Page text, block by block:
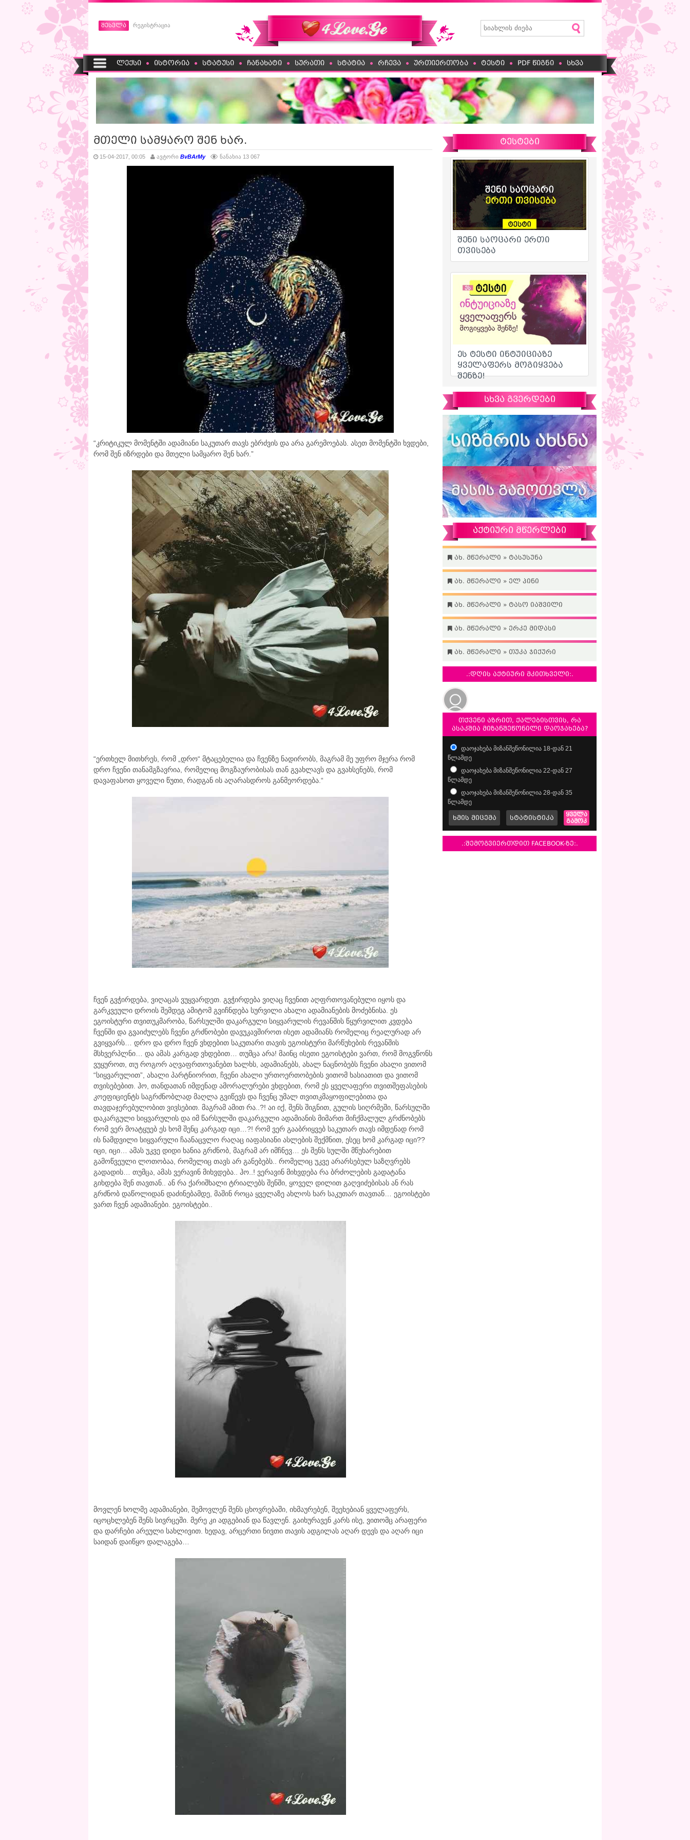
შესვლა რეგისტრაცია
ლექსი ისტორია სტატუსი ჩანახატი სურათი სტატია რჩევა ურთიერთობა ტესტი PDF წიგნი სხვა
მთელი სამყარო შენ ხარ.
15-04-2017, 00:05 ავტორი BvBArMy ნანახია 13 067
“კრიტიკულ მომენტში ადამიანი საკუთარ თავს ებრძვის და არა გარემოებას. ასეთ მომენტში ხვდები,
რომ შენ იზრდები და მთელი სამყარო შენ ხარ.”
“ერთხელ მითხრეს, რომ „დრო“ მტაცებელია და ჩვენზე ნადირობს, მაგრამ მე უფრო მჯერა რომ
დრო ჩვენი თანამგზავრია, რომელიც მოგზაურობისას თან გვახლავს და გვახსენებს, რომ
დავაფასოთ ყოველი წუთი, რადგან ის აღარასდროს განმეორდება.“
ჩვენ გვჭირდება, ვიღაცას ვუყვარდეთ. გვჭირდება ვიღაც ჩვენით აღფრთოვანებული იყოს და
გარკვეული დროის შემდეგ ამიტომ გვიჩნდება სურვილი ახალი ადამიანების მოძებნისა. ეს
ეგოისტური თვითუკმარობა, წარსულში დაკარგული სიყვარულის რევანშის წყურვილით კვდება
ჩვენში და გვაიძულებს ჩვენი გრძნობები დავუკავშიროთ ისეთ ადამიანს რომელიც რეალურად არ
გვიყვარს… დრო და დრო ჩვენ ვხდებით საკუთარი თავის ეგოისტური მარწუხების რევანშის
მსხვერპლნი… და ამას კარგად ვხდებით… თუმცა არა! მაინც ისეთი ეგოისტები ვართ, რომ მოგვწონს
ვუყუროთ, თუ როგორ აღვაფრთოვანებთ ხალხს, ადამიანებს, ახალ ნაცნობებს ჩვენი ახალი ვითომ
“სიყვარულით”, ახალი პარტნიორით, ჩვენი ახალი ურთოერთობების ვითომ ხასიათით და ვითომ
თვისებებით. ჰო, თანდათან იმდენად ამორალურები ვხდებით, რომ ეს ყველაფერი თვითშეფასების
კოეფიციენტს საგრძნობლად მაღლა გვიწევს და ჩვენც უმალ თვითკმაყოფილებითა და
თავდაჯერებულობით ვივსებით. მაგრამ ამით რა..?! აი იქ, შენს შიგნით, გულის სიღრმეში, წარსულში
დაკარგული სიყვარულის და იმ წარსულში დაკარგული ადამიანის მიმართ მიჩქმალულ გრძნობებს
რომ ვერ მოატყუებ ეს ხომ შენც კარგად იცი…?! რომ ვერ გააბრიყვებ საკუთარ თავს იმდენად რომ
ის ნამდვილი სიყვარული ჩაანაცვლო რაღაც იაფასიანი ასლების შექმნით, ესეც ხომ კარგად იცი??
იცი, იცი… ამას უკვე დიდი ხანია გრძნობ, მაგრამ არ იმჩნევ… ეს შენს სულში მწუხარებით
გამოწვეული ლოთობაა, რომელიც თავს არ განებებს.. რომელიც უკვე არარსებულ საზღვრებს
გადადის… თუმცა, ამას ვერავინ მიხვდება.. ჰო..! ვერავინ მიხვდება რა ბრძოლების გადატანა
გიხდება შენ თავთან.. ან რა ქარიშხალი ტრიალებს შენში, ყოველ დილით გაღვიძებისას ან რას
გრძნობ დაწოლიდან დაძინებამდე, მაშინ როცა ყველაზე ახლოს ხარ საკუთარ თავთან… ეგოისტები
ვართ ჩვენ ადამიანები. ეგოისტები..
მოვლენ ხოლმე ადამიანები, შემოვლენ შენს ცხოვრებაში, იხმაურებენ, შეეხებიან ყველაფერს,
იცოცხლებენ შენს სივრცეში. მერე კი ადგებიან და წავლენ. გაიხურავენ კარს ისე, ვითომც არაფერი
და დარჩები არეული სახლივით. ხედავ, არცერთი ნივთი თავის ადგილას აღარ დევს და აღარ იცი
საიდან დაიწყო დალაგება…
ტესტები
სხვა გვერდები
აქტიური მწერლები
ახ. მწერალი » ტასუსუნა
ახ. მწერალი » ელ პინი
ახ. მწერალი » ტასო იაშვილი
ახ. მწერალი » ერკე მიდასი
ახ. მწერალი » თუკა ჯიქური
.:დღის აქტიური მკითხველი:.
თქვენი აზრით, ქალებისთვის, რა
ასაკშია მიზანშეწონილი დაოჯახება?
დაოჯახება მიზანშეწონილია 18-დან 21
წლამდე
დაოჯახება მიზანშეწონილია 22-დან 27
წლამდე
დაოჯახება მიზანშეწონილია 28-დან 35
წლამდე
ხმის მიცემა სტატისტიკა
ყველა
გამოკ
.:შემოგვიერთდით FACEBOOK-ზე:.